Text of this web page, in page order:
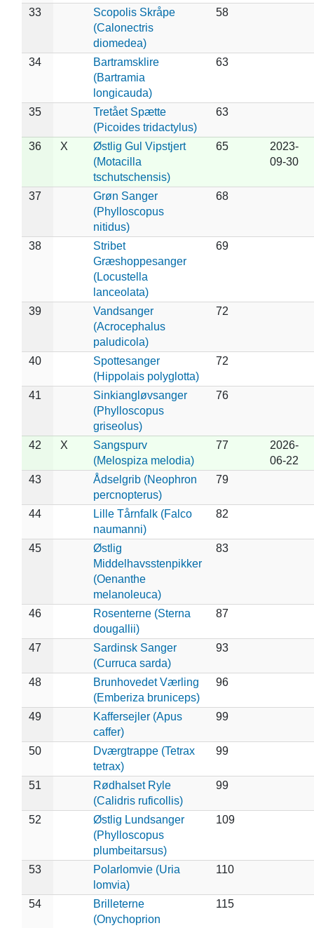
33
Scopolis Skråpe
(Calonectris
diomedea)
58
34
Bartramsklire
(Bartramia
longicauda)
63
35
Tretået Spætte
(Picoides tridactylus)
63
36 X
Østlig Gul Vipstjert
(Motacilla
tschutschensis)
65
2023-
09-30
37
Grøn Sanger
(Phylloscopus
nitidus)
68
38
Stribet
Græshoppesanger
(Locustella
lanceolata)
69
39
Vandsanger
(Acrocephalus
paludicola)
72
40
Spottesanger
(Hippolais polyglotta)
72
41
Sinkiangløvsanger
(Phylloscopus
griseolus)
76
42 X
Sangspurv
(Melospiza melodia)
77
2026-
06-22
43
Ådselgrib (Neophron
percnopterus)
79
44
Lille Tårnfalk (Falco
naumanni)
82
45
Østlig
Middelhavsstenpikker
(Oenanthe
melanoleuca)
83
46
Rosenterne (Sterna
dougallii)
87
47
Sardinsk Sanger
(Curruca sarda)
93
48
Brunhovedet Værling
(Emberiza bruniceps)
96
49
Kaffersejler (Apus
caffer)
99
50
Dværgtrappe (Tetrax
tetrax)
99
51
Rødhalset Ryle
(Calidris ruficollis)
99
52
Østlig Lundsanger
(Phylloscopus
plumbeitarsus)
109
53
Polarlomvie (Uria
lomvia)
110
54
Brilleterne
(Onychoprion
115